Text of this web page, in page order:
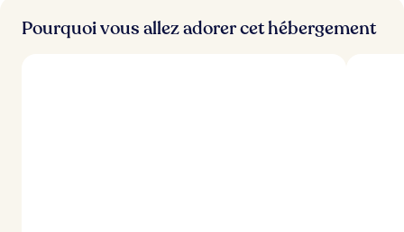
i
e
Pourquoi vous allez adorer cet hébergement